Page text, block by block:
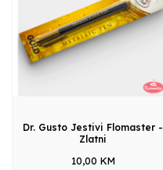
Dr. Gusto Jestivi Flomaster -
Zlatni
10,00 KM